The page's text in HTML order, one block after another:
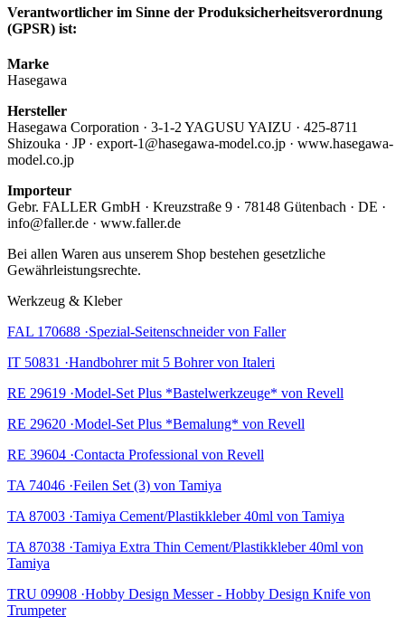
Verantwortlicher im Sinne der Produksicherheitsverordnung
(GPSR) ist:
Marke
Hasegawa
Hersteller
Hasegawa Corporation · 3-1-2 YAGUSU YAIZU · 425-8711
Shizouka · JP · export-1@hasegawa-model.co.jp · www.hasegawa-
model.co.jp
Importeur
Gebr. FALLER GmbH · Kreuzstraße 9 · 78148 Gütenbach · DE ·
info@faller.de · www.faller.de
Bei allen Waren aus unserem Shop bestehen gesetzliche
Gewährleistungsrechte.
Werkzeug & Kleber
FAL 170688 ·Spezial-Seitenschneider von Faller
IT 50831 ·Handbohrer mit 5 Bohrer von Italeri
RE 29619 ·Model-Set Plus *Bastelwerkzeuge* von Revell
RE 29620 ·Model-Set Plus *Bemalung* von Revell
RE 39604 ·Contacta Professional von Revell
TA 74046 ·Feilen Set (3) von Tamiya
TA 87003 ·Tamiya Cement/Plastikkleber 40ml von Tamiya
TA 87038 ·Tamiya Extra Thin Cement/Plastikkleber 40ml von
Tamiya
TRU 09908 ·Hobby Design Messer - Hobby Design Knife von
Trumpeter